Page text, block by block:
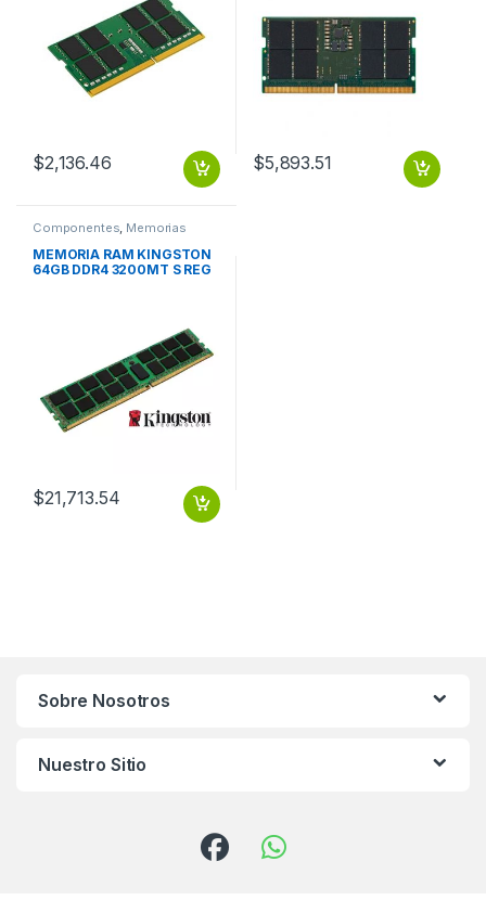
$2,136.46 $5,893.51
Componentes Memorias
MEMORIA RAM KINGSTON
64GB DDR4 3200MT S REG
$21,713.54
Sobre Nosotros
Nuestro Sitio